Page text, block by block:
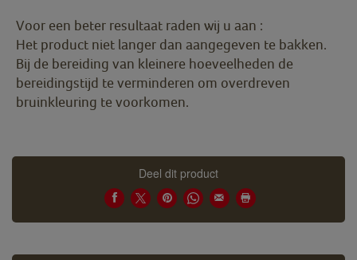
Voor een beter resultaat raden wij u aan :
Het product niet langer dan aangegeven te bakken.
Bij de bereiding van kleinere hoeveelheden de
bereidingstijd te verminderen om overdreven
bruinkleuring te voorkomen.
Deel dit product